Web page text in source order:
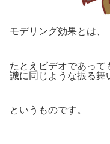
モデリング効果とは、
たとえビデオであっ
識に同じような振る舞
というものです。